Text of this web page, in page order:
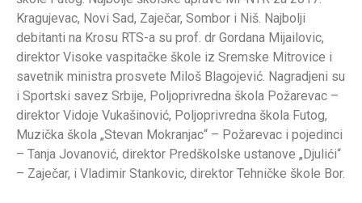
Kragujevac, Novi Sad, Zaječar, Sombor i Niš. Najbolji
debitanti na Krosu RTS-a su prof. dr Gordana Mijailovic,
direktor Visoke vaspitačke škole iz Sremske Mitrovice i
savetnik ministra prosvete Miloš Blagojević. Nagradjeni su
i Sportski savez Srbije, Poljoprivredna škola Požarevac –
direktor Vidoje Vukašinović, Poljoprivredna škola Futog,
Muzička škola „Stevan Mokranjac“ – Požarevac i pojedinci
– Tanja Jovanović, direktor Predškolske ustanove „Djulići“
– Zaječar, i Vladimir Stankovic, direktor Tehničke škole Bor.